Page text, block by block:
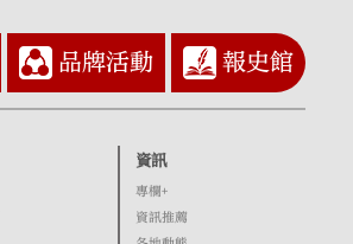
品牌活動 報史館
資訊
專欄+
資訊推薦